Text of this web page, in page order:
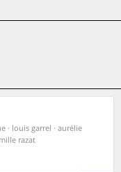
· louis garrel · aurélie
razat